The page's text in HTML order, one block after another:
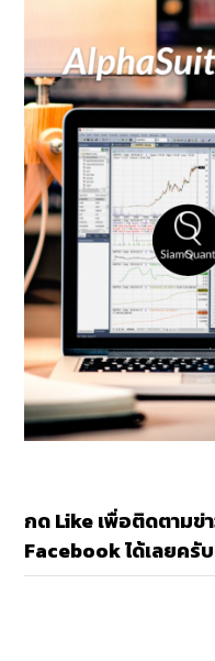
กด Like เพื่อติดตามข่
Facebook ได้เลยครั